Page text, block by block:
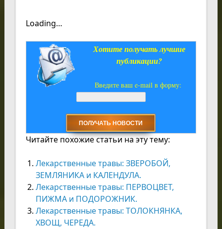
Loading…
Хотите получать лучшие
публикации?
Введите ваш e-mail в форму:
Читайте похожие статьи на эту тему:
Лекарственные травы: ЗВЕРОБОЙ,
ЗЕМЛЯНИКА и КАЛЕНДУЛА.
Лекарственные травы: ПЕРВОЦВЕТ,
ПИЖМА и ПОДОРОЖНИК.
Лекарственные травы: ТОЛОКНЯНКА,
ХВОЩ, ЧЕРЕДА.